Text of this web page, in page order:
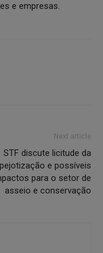
e empresas.
Next article
STF discute licitude da
pejotização e possíveis
para o setor de
asseio e conservação